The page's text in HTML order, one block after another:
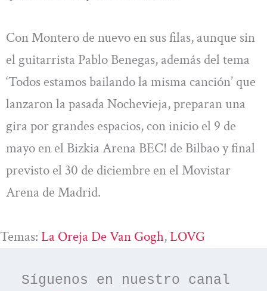
Con Montero de nuevo en sus filas, aunque sin
el guitarrista Pablo Benegas, además del tema
‘Todos estamos bailando la misma canción’ que
lanzaron la pasada Nochevieja, preparan una
gira por grandes espacios, con inicio el 9 de
mayo en el Bizkia Arena BEC! de Bilbao y final
previsto el 30 de diciembre en el Movistar
Arena de Madrid.
Temas: La Oreja De Van Gogh, LOVG
Síguenos en nuestro canal